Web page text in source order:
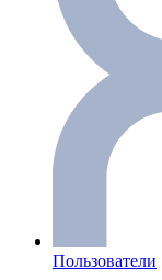
Пользователи